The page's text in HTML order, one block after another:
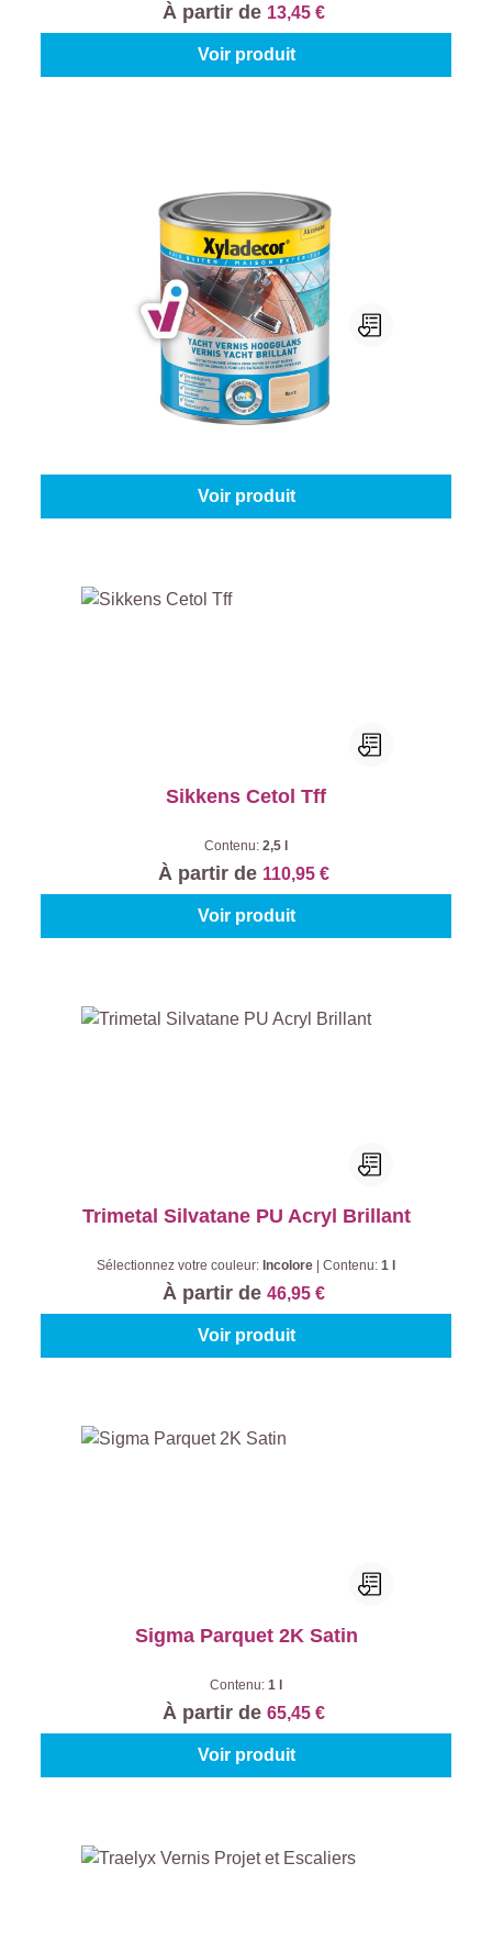
À partir de 13,45 €
Voir produit
Xyladecor Vernis Yacht
Brillant| Contenu:
Voir produit
Sikkens Cetol Tff
Contenu: 2,5 l
À partir de 110,95 €
Voir produit
Trimetal Silvatane PU Acryl Brillant
Sélectionnez votre couleur: Incolore Contenu: 1 l
À partir de 46,95 €
Voir produit
Sigma Parquet 2K Satin
Contenu: 1 l
À partir de 65,45 €
Voir produit